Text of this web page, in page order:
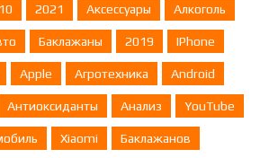
10 2021 Аксессуары Алкоголь
Баклажаны 2019 IPhone
Apple Агротехника Android
Антиоксиданты Анализ YouTube
Xiaomi Баклажанов